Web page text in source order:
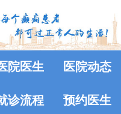
院医生 医院动态
诊流程 预约医生